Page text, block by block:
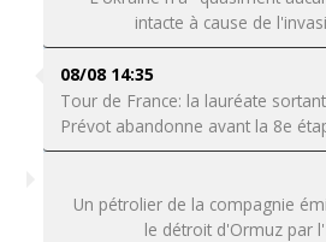
intacte à cause de
08/08 14:35
Tour de France: la lauréate
Prévot abandonne avant la 8e
Un pétrolier de la compagnie
le détroit d'Ormuz par